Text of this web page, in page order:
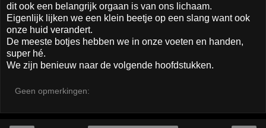
dit ook een belangrijk orgaan is van ons lichaam.
Eigenlijk lijken we een klein beetje op een slang want ook
onze huid verandert.
De meeste botjes hebben we in onze voeten en handen,
super hé.
We zijn benieuw naar de volgende hoofdstukken.
Geen opmerkingen: